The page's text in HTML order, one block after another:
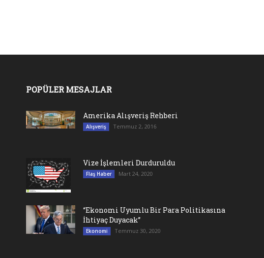
POPÜLER MESAJLAR
Amerika Alışveriş Rehberi
Alışveriş Temmuz 2, 2016
Vize İşlemleri Durduruldu
Flaş Haber Mart 24, 2020
“Ekonomi Uyumlu Bir Para Politikasına
İhtiyaç Duyacak”
Ekonomi Temmuz 30, 2020